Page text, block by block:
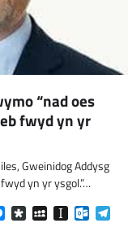
“nad oes
fwyd yn yr
Gweinidog Addysg
yn yr ysgol.”…
Messenger
DiasporaMySpaceInstapaper